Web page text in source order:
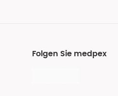
Folgen Sie medpex